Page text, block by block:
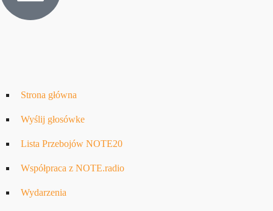
Strona główna
Wyślij głosówke
Lista Przebojów NOTE20
Współpraca z NOTE.radio
Wydarzenia